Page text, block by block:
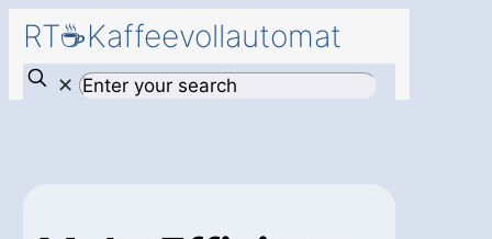
RT☕Kaffeevollautomat
✕